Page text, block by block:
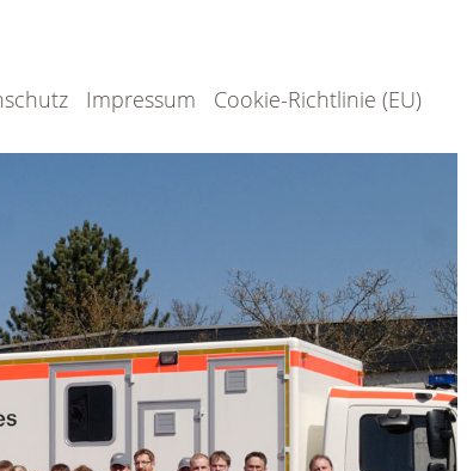
Impressum Cookie-Richtlinie (EU)